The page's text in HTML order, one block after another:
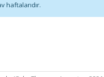
haftalarıdır.